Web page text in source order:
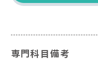
専門科目備考